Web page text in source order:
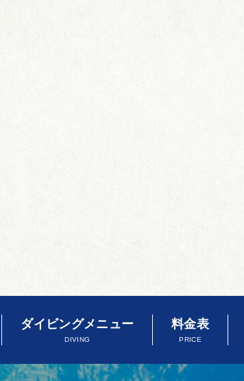
ダイビングメニュー
DIVING
料金表
PRICE